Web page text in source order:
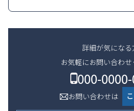
詳細が気になる
お気軽にお問い合わせ
000-
お問い合わせは